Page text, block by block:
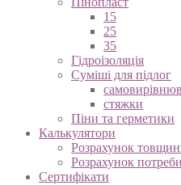
15
25
35
Гідроізоляція
Суміші для підлог
стяжки
Піни та герметики
Калькулятори
Розрахунок
Розрахунок
Сертифікати